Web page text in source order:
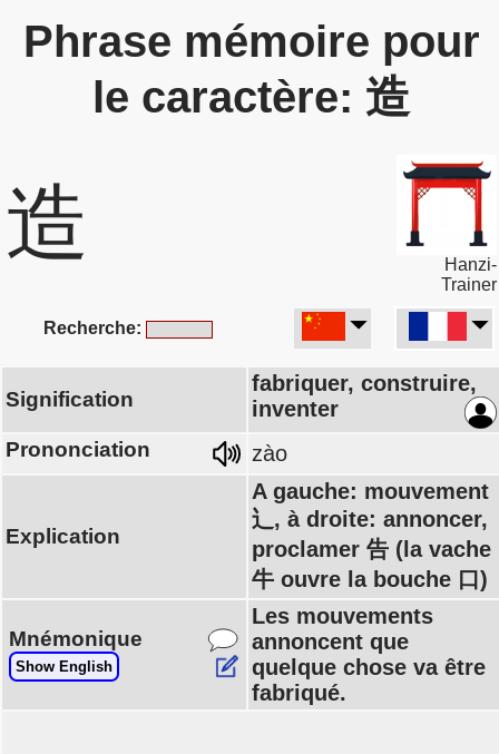
Phrase mémoire pour
le caractère: 造
造
Hanzi-
Trainer
Recherche:
Signification
fabriquer, construire,
inventer
Prononciation zào
Explication
A gauche: mouvement
辶, à droite: annoncer,
proclamer 告 (la vache
牛 ouvre la bouche 口)
Mnémonique
Show English
Les mouvements
annoncent que
quelque chose va être
fabriqué.